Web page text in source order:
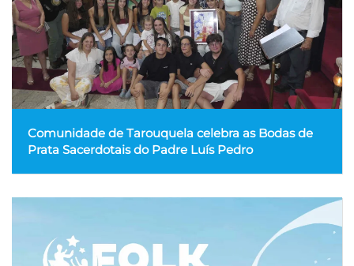
Comunidade de Tarouquela celebra as Bodas de
Prata Sacerdotais do Padre Luís Pedro